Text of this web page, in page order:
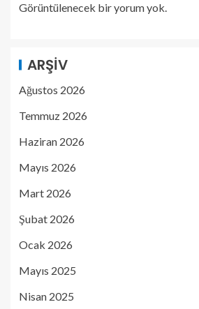
Görüntülenecek bir yorum yok.
ARŞIV
Ağustos 2026
Temmuz 2026
Haziran 2026
Mayıs 2026
Mart 2026
Şubat 2026
Ocak 2026
Mayıs 2025
Nisan 2025